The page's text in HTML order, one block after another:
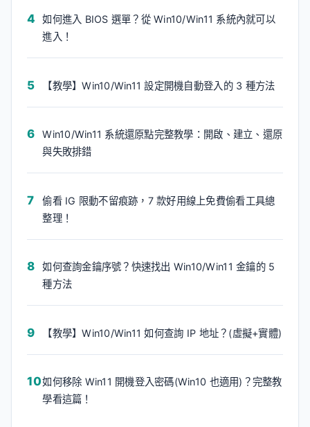
如何進入 BIOS 選單？從 Win10/Win11 系統內就可以
進入！
【教學】Win10/Win11 設定開機自動登入的 3 種方法
Win10/Win11 系統還原點完整教學：開啟、建立、還原
與失敗排錯
偷看 IG 限動不留痕跡，7 款好用線上免費偷看工具總
整理！
如何查詢金鑰序號？快速找出 Win10/Win11 金鑰的 5
種方法
【教學】Win10/Win11 如何查詢 IP 地址？(虛擬+實體)
如何移除 Win11 開機登入密碼(Win10 也適用)？完整教
學看這篇！